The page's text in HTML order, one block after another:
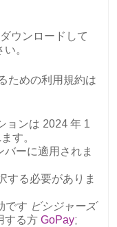
ウンロードして
い。
ための利用規約は
ョンは 2024 年 1
す。
ーに適用されま
する必要がありま
です ビシジャーズ
する方 GoPay;